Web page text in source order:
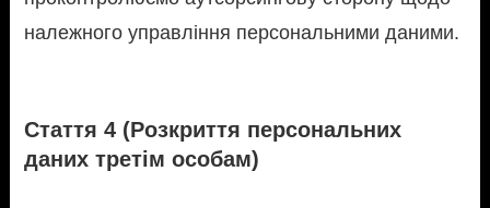
належного управління персональними даними.
Стаття 4 (Розкриття персональних
даних третім особам)